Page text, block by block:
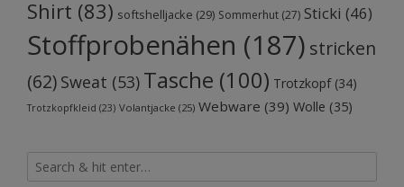
Shirt (83) softshelljacke (29) Sommerhut (27) Sticki (46)
Stoffprobenähen (187) stricken
(62) Sweat (53) Tasche (100) Trotzkopf(34)
Trotzkopfkleid (23) Volantjacke (25) Webware (39) Wolle (35)